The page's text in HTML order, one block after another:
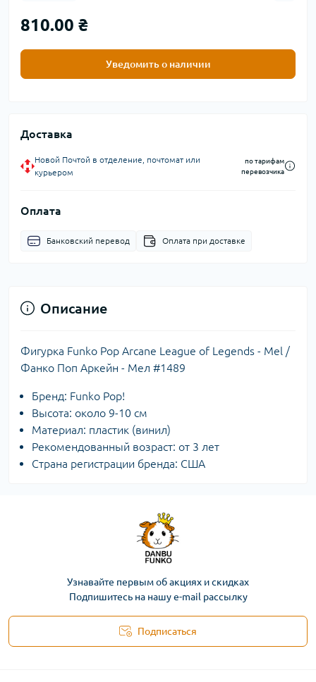
810.00 ₴
Уведомить о наличии
Доставка
Новой Почтой в отделение, почтомат или
курьером
по тарифам
перевозчика
Оплата
Банковский перевод Оплата при доставке
Описание
Фигурка Funko Pop Arcane League of Legends - Mel /
Фанко Поп Аркейн - Мел #1489
Бренд: Funko Pop!
Высота: около 9-10 см
Материал: пластик (винил)
Рекомендованный возраст: от 3 лет
Страна регистрации бренда: США
Узнавайте первым об акциях и скидках
Подпишитесь на нашу e-mail рассылку
Подписаться